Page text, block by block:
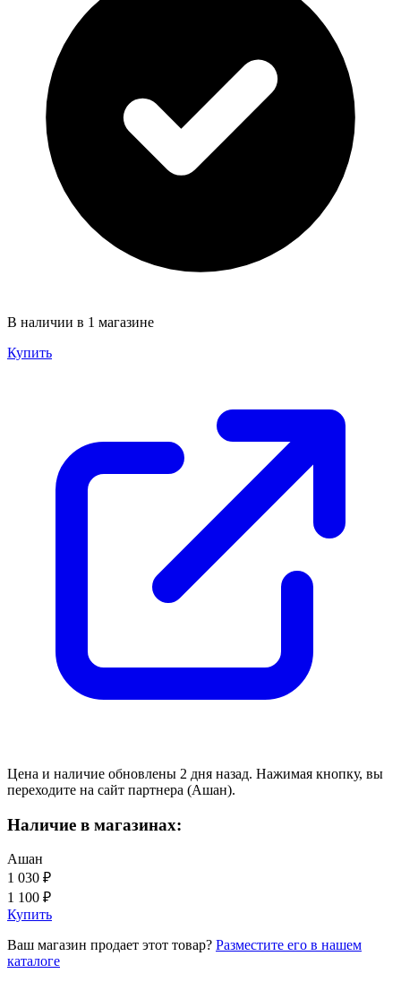
В наличии в 1 магазине
Купить
Цена и наличие обновлены 2 дня назад. Нажимая кнопку, вы
переходите на сайт партнера (Ашан).
Наличие в магазинах:
Ашан
1 030 ₽
1 100 ₽
Купить
Ваш магазин продает этот товар? Разместите его в нашем
каталоге